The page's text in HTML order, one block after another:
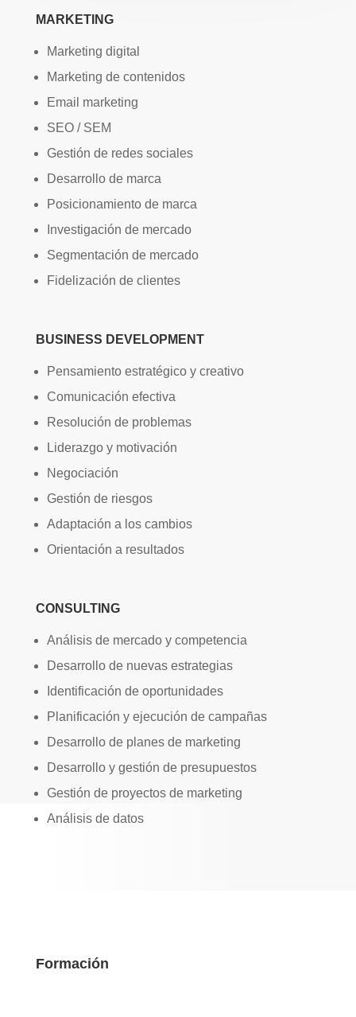
MARKETING
Marketing digital
Marketing de contenidos
Email marketing
SEO / SEM
Gestión de redes sociales
Desarrollo de marca
Posicionamiento de marca
Investigación de mercado
Segmentación de mercado
Fidelización de clientes
BUSINESS DEVELOPMENT
Pensamiento estratégico y creativo
Comunicación efectiva
Resolución de problemas
Liderazgo y motivación
Negociación
Gestión de riesgos
Adaptación a los cambios
Orientación a resultados
CONSULTING
Análisis de mercado y competencia
Desarrollo de nuevas estrategias
Identificación de oportunidades
Planificación y ejecución de campañas
Desarrollo de planes de marketing
Desarrollo y gestión de presupuestos
Gestión de proyectos de marketing
Análisis de datos
Formación